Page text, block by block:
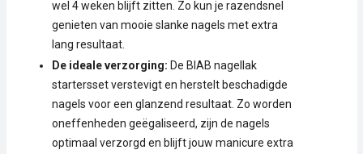
wel 4 weken blijft zitten. Zo kun je razendsnel
genieten van mooie slanke nagels met extra
lang resultaat.
De ideale verzorging: De BIAB nagellak
startersset verstevigt en herstelt beschadigde
nagels voor een glanzend resultaat. Zo worden
oneffenheden geëgaliseerd, zijn de nagels
optimaal verzorgd en blijft jouw manicure extra